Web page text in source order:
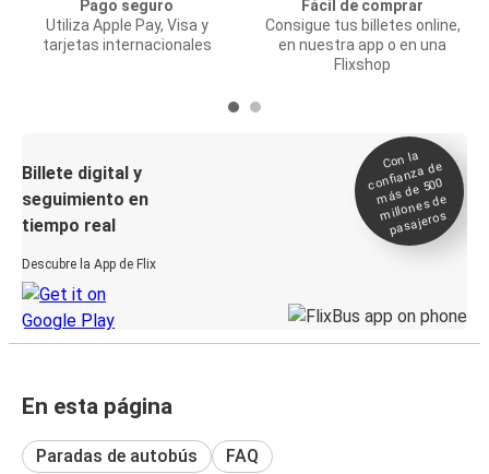
Pago seguro
Utiliza Apple Pay, Visa y
tarjetas internacionales
Fácil de comprar
Consigue tus billetes online,
en nuestra app o en una
Flixshop
Billete digital y
seguimiento en
tiempo real
Descubre la App de Flix
Con la
confianza de
más de 500
millones de
pasajeros
En esta página
Paradas de autobús FAQ